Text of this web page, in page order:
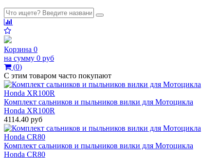
Корзина 0
на сумму 0 руб
(0)
С этим товаром часто покупают
Комплект сальников и пыльников вилки для Мотоцикла
Honda XR100R
4114.40 руб
Комплект сальников и пыльников вилки для Мотоцикла
Honda CR80